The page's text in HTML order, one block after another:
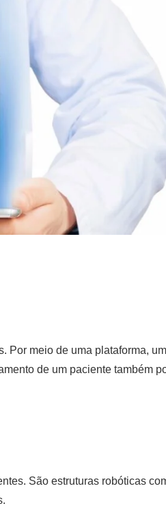
Por meio de uma plataforma,
de um paciente também
São estruturas robóticas